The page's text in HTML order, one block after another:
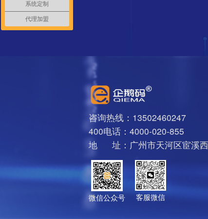
咨询热线：13502460247
400电话：4000-020-855
地 址：广州市天河区宦溪西
微信公众号 客服微信
系统定制
代理加盟